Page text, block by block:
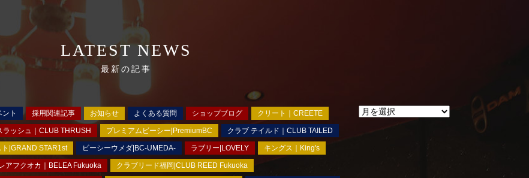
LATEST NEWS
最新の記事
ント 採用関連記事 お知らせ よくある質問 ショップブログ クリート｜CREETE
ラッシュ｜CLUB THRUSH プレミアムビーシー|PremiumBC クラブ テイルド｜CLUB TAILED
|GRAND STAR1st ビーシーウメダ|BC-UMEDA- ラブリー|LOVELY キングス｜King's
アフクオカ｜BELEA Fukuoka クラブリード福岡|CLUB REED Fukuoka